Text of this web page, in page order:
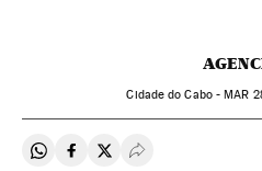
Cidade do Cabo -MAR
Compartir en Whatsapp
Compartir en Facebook
Compartir en Twitter
Desplegar Redes